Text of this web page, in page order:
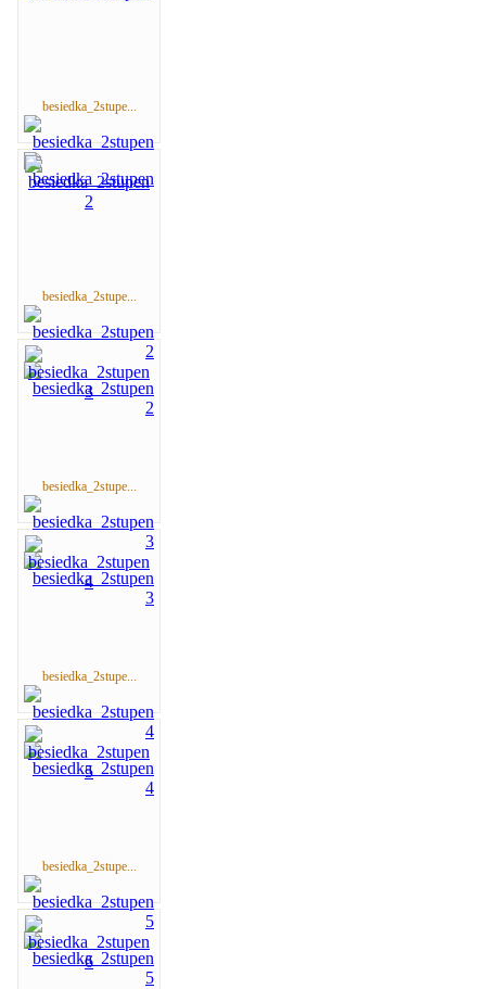
besiedka_2stupe...
besiedka_2stupe...
besiedka_2stupe...
besiedka_2stupe...
besiedka_2stupe...